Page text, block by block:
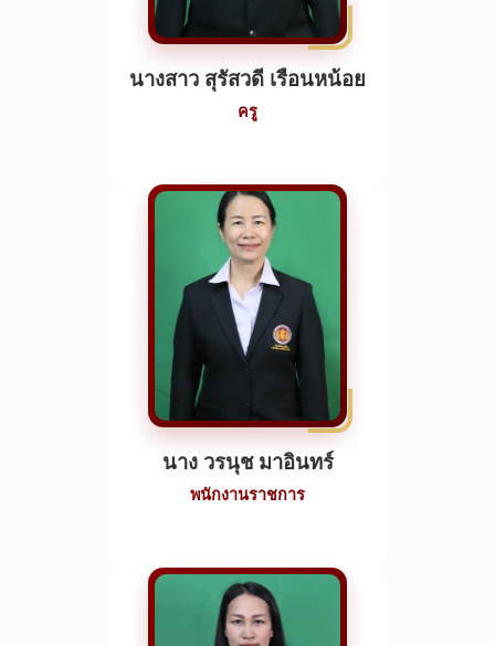
นางสาว สุรัสวดี เรือนหน้อย
ครู
นาง วรนุช มาอินทร์
พนักงานราชการ